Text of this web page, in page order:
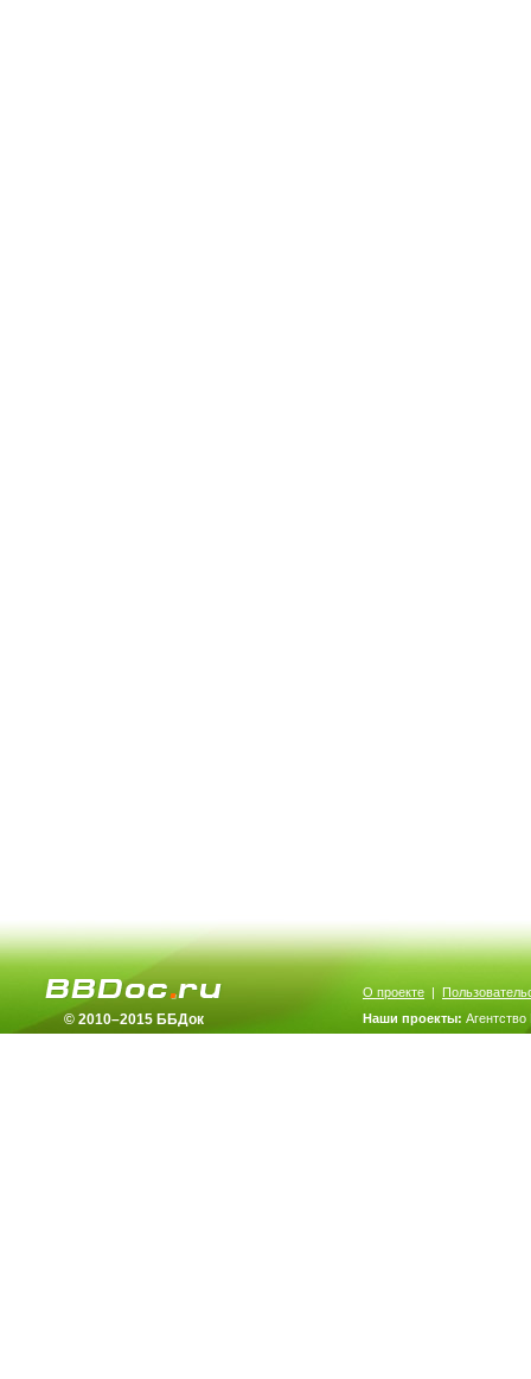
© 2010–2015 ББДок
О проекте |
Наши проекты: